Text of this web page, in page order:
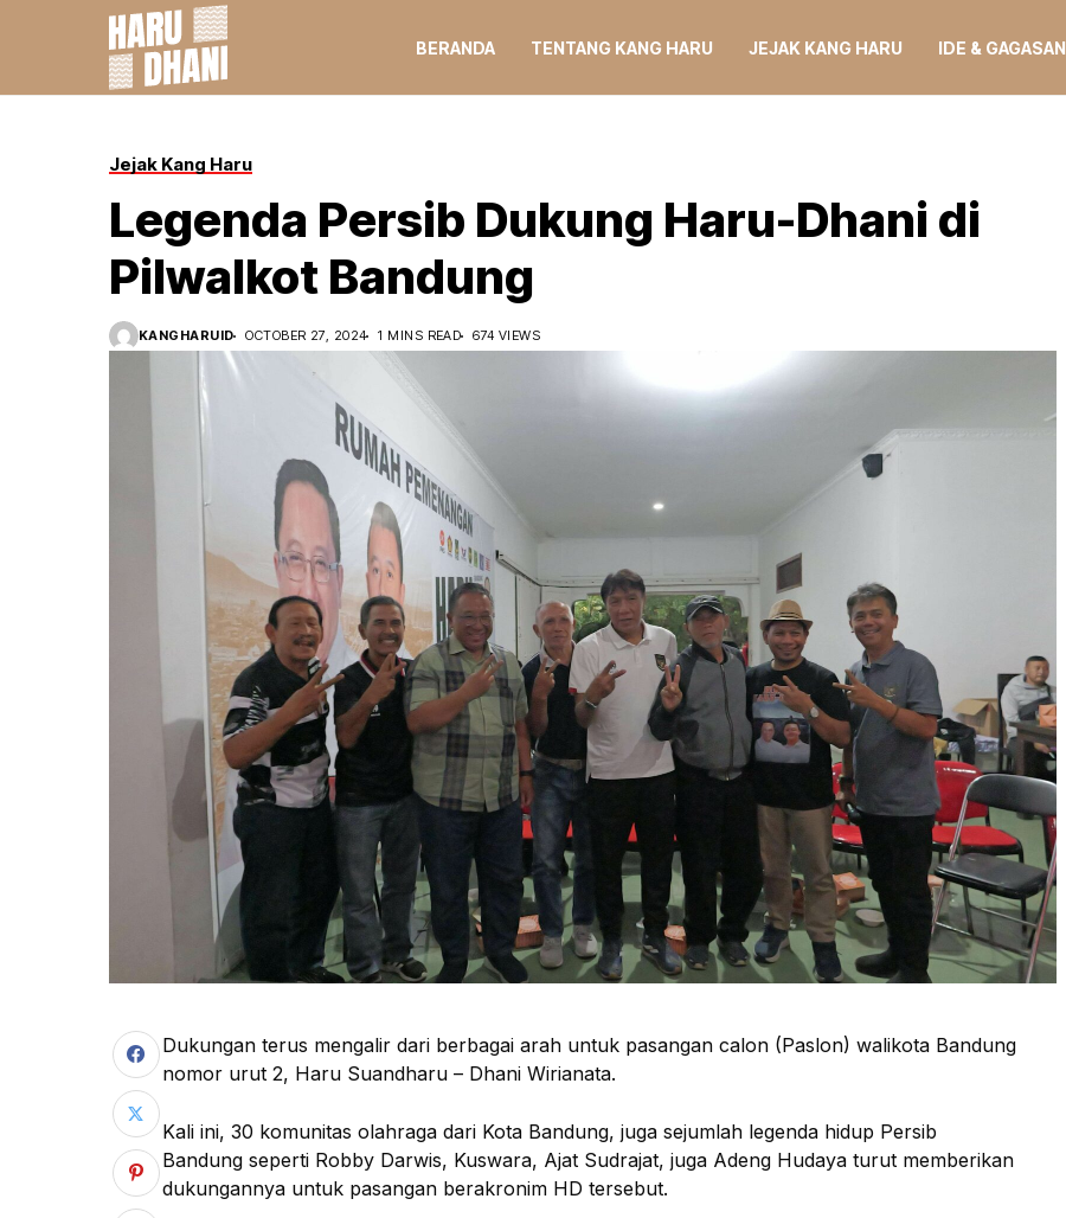
BERANDA TENTANG KANG HARU JEJAK KANG HARU IDE & GAGASAN
Jejak Kang Haru
Legenda Persib Dukung Haru-Dhani di
Pilwalkot Bandung
KANGHARUID OCTOBER 27, 2024 1 MINS READ 674 VIEWS
Dukungan terus mengalir dari berbagai arah untuk pasangan calon (Paslon) walikota Bandung
nomor urut 2, Haru Suandharu – Dhani Wirianata.
Kali ini, 30 komunitas olahraga dari Kota Bandung, juga sejumlah legenda hidup Persib
Bandung seperti Robby Darwis, Kuswara, Ajat Sudrajat, juga Adeng Hudaya turut memberikan
dukungannya untuk pasangan berakronim HD tersebut.